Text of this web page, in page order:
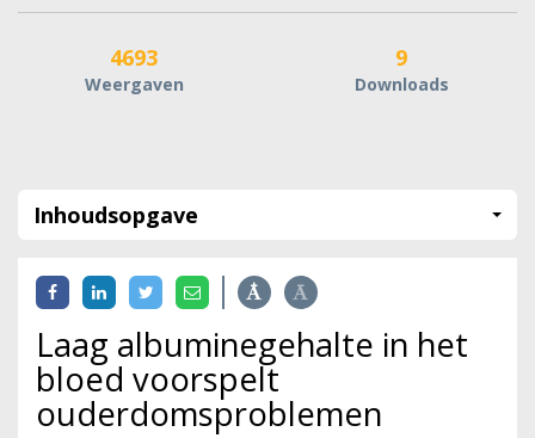
4693
Weergaven
9
Downloads
Inhoudsopgave
Laag albuminegehalte in het
bloed voorspelt
ouderdomsproblemen